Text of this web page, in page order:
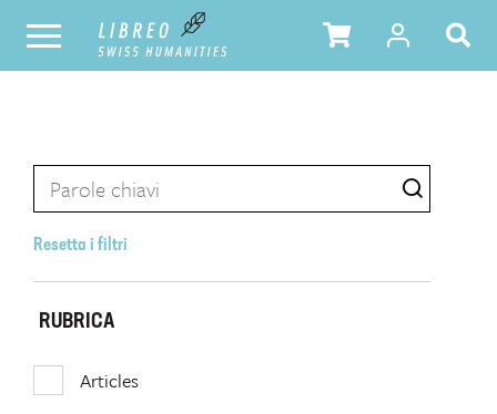
Resetta i filtri
RUBRICA
Articles